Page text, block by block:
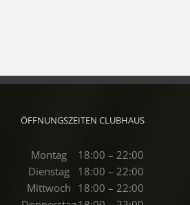
ÖFFNUNGSZEITEN CLUBHAUS
Montag
18:00 – 22:00
Dienstag
18:00 – 22:00
Mittwoch 18:00 – 22:00